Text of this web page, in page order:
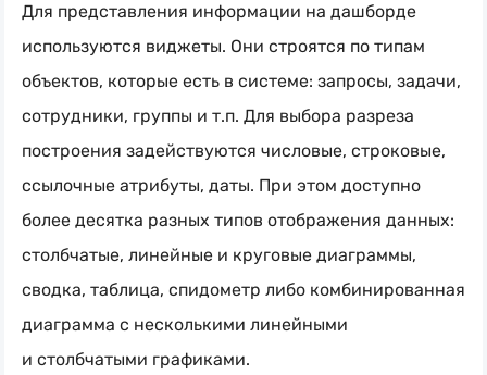
Для представления информации на дашборде
используются виджеты. Они строятся по типам
объектов, которые есть в системе: запросы, задачи,
сотрудники, группы и т.п. Для выбора разреза
построения задействуются числовые, строковые,
ссылочные атрибуты, даты. При этом доступно
более десятка разных типов отображения данных:
столбчатые, линейные и круговые диаграммы,
сводка, таблица, спидометр либо комбинированная
диаграмма с несколькими линейными
и столбчатыми графиками.